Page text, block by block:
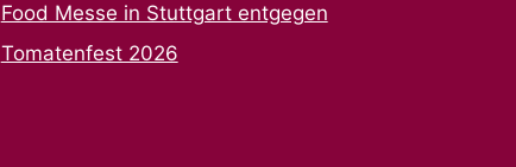
Food Messe in Stuttgart entgegen
Tomatenfest 2026